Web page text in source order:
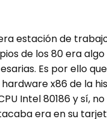
estación de
de los 80 era
Es por ello
x86 de la
Intel 80186 y sí,
era en su